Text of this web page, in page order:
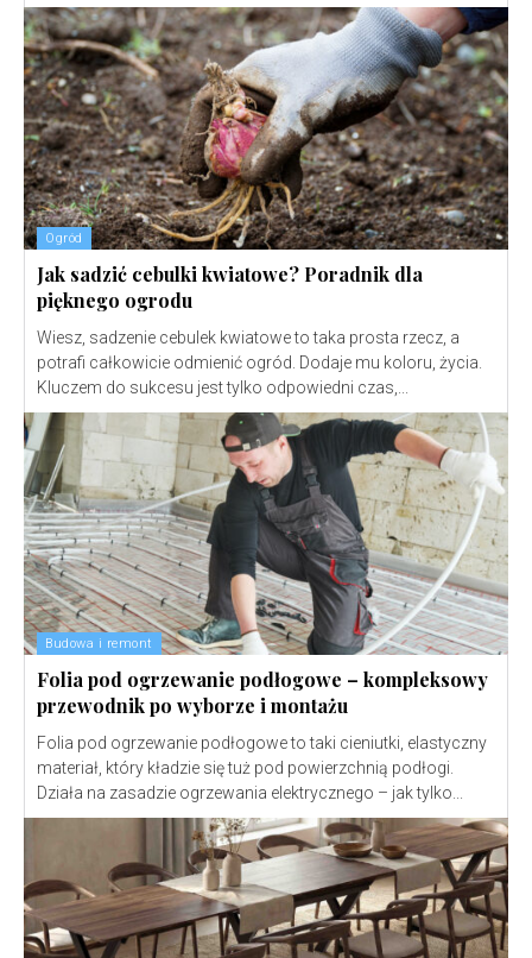
Ogród
Jak sadzić cebulki kwiatowe? Poradnik dla
pięknego ogrodu
Wiesz, sadzenie cebulek kwiatowe to taka prosta rzecz, a
potrafi całkowicie odmienić ogród. Dodaje mu koloru, życia.
Kluczem do sukcesu jest tylko odpowiedni czas,...
Budowa i remont
Folia pod ogrzewanie podłogowe – kompleksowy
przewodnik po wyborze i montażu
Folia pod ogrzewanie podłogowe to taki cieniutki, elastyczny
materiał, który kładzie się tuż pod powierzchnią podłogi.
Działa na zasadzie ogrzewania elektrycznego – jak tylko...